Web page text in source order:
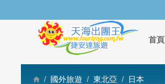
首頁
國外旅遊 東北亞
日本